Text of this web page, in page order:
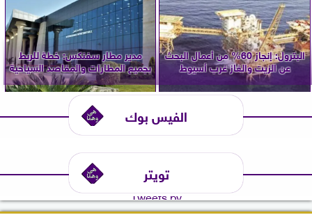
البترول: إنجاز 60% من أعمال البحث
عن الزيت والغاز غرب أسيوط
مدير مطار سفنكس: خطة للربط
بجميع المطارات والمقاصد السياحية
الفيس بوك
تويتر
Tweets by